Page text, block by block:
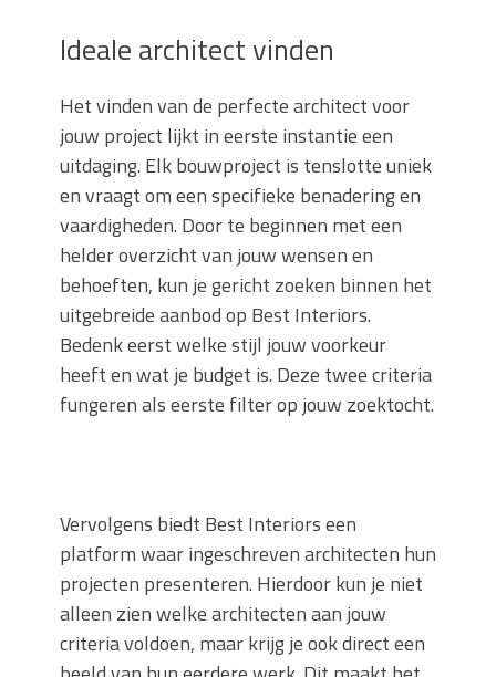
Ideale architect vinden
Het vinden van de perfecte architect voor
jouw project lijkt in eerste instantie een
uitdaging. Elk bouwproject is tenslotte uniek
en vraagt om een specifieke benadering en
vaardigheden. Door te beginnen met een
helder overzicht van jouw wensen en
behoeften, kun je gericht zoeken binnen het
uitgebreide aanbod op Best Interiors.
Bedenk eerst welke stijl jouw voorkeur
heeft en wat je budget is. Deze twee criteria
fungeren als eerste filter op jouw zoektocht.
Vervolgens biedt Best Interiors een
platform waar ingeschreven architecten hun
projecten presenteren. Hierdoor kun je niet
alleen zien welke architecten aan jouw
criteria voldoen, maar krijg je ook direct een